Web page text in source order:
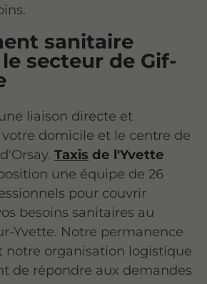
sanitaire
secteur de Gif-
liaison directe et
domicile et le centre de
Taxis de l'Yvette
une équipe de 26
pour couvrir
besoins sanitaires au
Yvette. Notre permanence
notre organisation logistique
de répondre aux demandes